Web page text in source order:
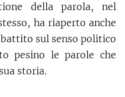
della parola, nel
ha riaperto anche
sul senso politico
pesino le parole che
storia.